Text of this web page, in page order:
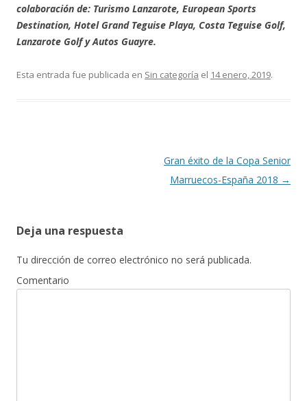
colaboración de: Turismo Lanzarote, European Sports
Destination, Hotel Grand Teguise Playa, Costa Teguise Golf,
Lanzarote Golf y Autos Guayre.
Esta entrada fue publicada en Sin categoría el 14 enero, 2019.
Gran éxito de la Copa Senior
Marruecos-España 2018 →
Deja una respuesta
Tu dirección de correo electrónico no será publicada.
Comentario